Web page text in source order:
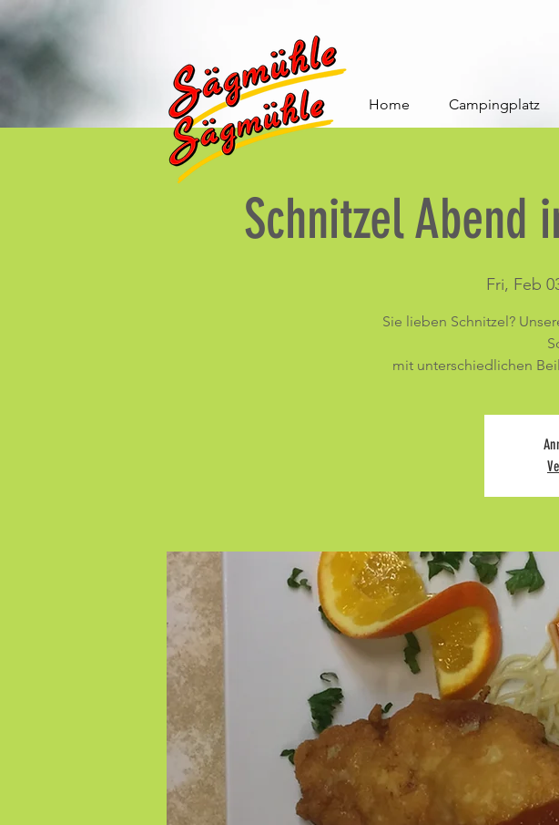
Home Campingplatz
Schnitzel Abend
Fri, Feb
Sie lieben Schnitzel?
mit unterschiedlichen